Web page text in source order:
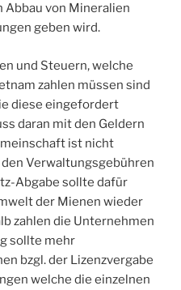
Abbau von Mineralien
geben wird.
und Steuern, welche
zahlen müssen sind
diese eingefordert
daran mit den Geldern
ist nicht
Verwaltungsgebühren
Abgabe sollte dafür
der Mienen wieder
zahlen die Unternehmen
sollte mehr
bzgl. der Lizenzvergabe
welche die einzelnen